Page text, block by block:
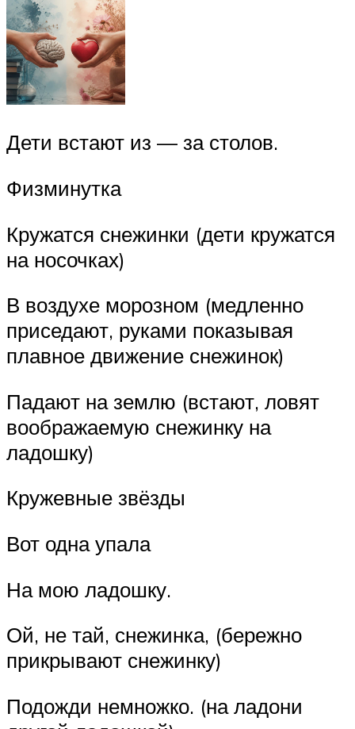
Дети встают из — за столов.
Физминутка
Кружатся снежинки (дети кружатся
на носочках)
В воздухе морозном (медленно
приседают, руками показывая
плавное движение снежинок)
Падают на землю (встают, ловят
воображаемую снежинку на
ладошку)
Кружевные звёзды
Вот одна упала
На мою ладошку.
Ой, не тай, снежинка, (бережно
прикрывают снежинку)
Подожди немножко. (на ладони